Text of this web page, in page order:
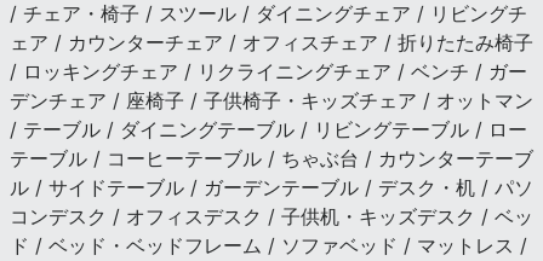
/ チェア・椅子 / スツール / ダイニングチェア / リビングチ
ェア / カウンターチェア / オフィスチェア / 折りたたみ椅子
/ ロッキングチェア / リクライニングチェア / ベンチ / ガー
デンチェア / 座椅子 / 子供椅子・キッズチェア / オットマン
/ テーブル / ダイニングテーブル / リビングテーブル / ロー
テーブル / コーヒーテーブル / ちゃぶ台 / カウンターテーブ
ル / サイドテーブル / ガーデンテーブル / デスク・机 / パソ
コンデスク / オフィスデスク / 子供机・キッズデスク / ベッ
ド / ベッド・ベッドフレーム / ソファベッド / マットレス /